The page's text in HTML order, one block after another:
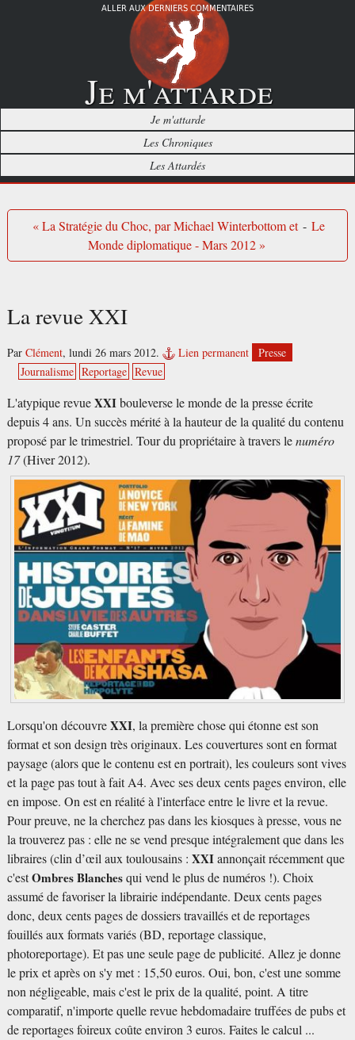
ALLER AUX DERNIERS COMMENTAIRES
Je m'attarde
Je m'attarde
Les Chroniques
Les Attardés
« La Stratégie du Choc, par Michael Winterbottom et - Le
Monde diplomatique - Mars 2012 »
La revue XXI
Par Clément, lundi 26 mars 2012. Lien permanent
Presse
Journalisme Reportage Revue
L'atypique revueXXIbouleverse le monde de la presse écrite
depuis 4 ans. Un succès mérité à la hauteur de la qualité du contenu
proposé par le trimestriel. Tour du propriétaire à travers lenuméro
17(Hiver 2012).
Lorsqu'on découvreXXI, la première chose qui étonne est son
format et son design très originaux. Les couvertures sont en format
paysage (alors que le contenu est en portrait), les couleurs sont vives
et la page pas tout à fait A4. Avec ses deux cents pages environ, elle
en impose. On est en réalité à l'interface entre le livre et la revue.
Pour preuve, ne la cherchez pas dans les kiosques à presse, vous ne
la trouverez pas : elle ne se vend presque intégralement que dans les
libraires (clin d’œil aux toulousains : XXIannonçait récemment que
c'estOmbres Blanchesqui vend le plus de numéros !). Choix
assumé de favoriser la librairie indépendante. Deux cents pages
donc, deux cents pages de dossiers travaillés et de reportages
fouillés aux formats variés (BD, reportage classique,
photoreportage). Et pas une seule page de publicité. Allez je donne
le prix et après on s'y met : 15,50 euros. Oui, bon, c'est une somme
non négligeable, mais c'est le prix de la qualité, point. A titre
comparatif, n'importe quelle revue hebdomadaire truffées de pubs et
de reportages foireux coûte environ 3 euros. Faites le calcul ...